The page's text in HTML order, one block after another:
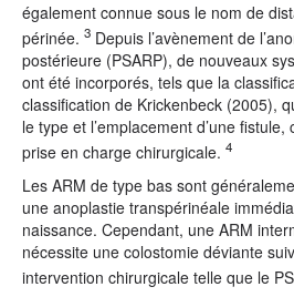
également connue sous le nom de
périnée. 3 Depuis l’avènement de
postérieure (PSARP), de nouveaux
ont été incorporés, tels que la
classification de Krickenbeck (2005),
le type et l’emplacement d’une
prise en charge chirurgicale. 4
Les ARM de type bas sont
une anoplastie transpérinéale
naissance. Cependant, une ARM
nécessite une colostomie déviante
intervention chirurgicale telle que le